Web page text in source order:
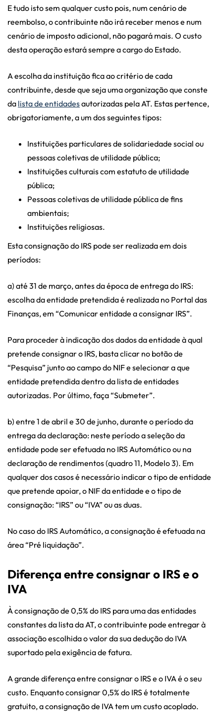
E tudo isto sem qualquer custo pois, num cenário de
reembolso, o contribuinte não irá receber menos e num
cenário de imposto adicional, não pagará mais. O custo
desta operação estará sempre a cargo do Estado.
A escolha da instituição fica ao critério de cada
contribuinte, desde que seja uma organização que conste
da lista de entidadesautorizadas pela AT. Estas pertence,
obrigatoriamente, a um dos seguintes tipos:
Instituições particulares de solidariedade social ou
pessoas coletivas de utilidade pública;
Instituições culturais com estatuto de utilidade
pública;
Pessoas coletivas de utilidade pública de fins
ambientais;
Instituições religiosas.
Esta consignação do IRS pode ser realizada em dois
períodos:
a) até 31 de março, antes da época de entrega do IRS:
escolha da entidade pretendida é realizada no Portal das
Finanças, em “Comunicar entidade a consignar IRS”.
Para proceder à indicação dos dados da entidade à qual
pretende consignar o IRS, basta clicar no botão de
“Pesquisa” junto ao campo do NIF e selecionar a que
entidade pretendida dentro da lista de entidades
autorizadas. Por último, faça “Submeter”.
b) entre 1 de abril e 30 de junho, durante o período da
entrega da declaração: neste período a seleção da
entidade pode ser efetuada no IRS Automático ou na
declaração de rendimentos (quadro 11, Modelo 3). Em
qualquer dos casos é necessário indicar o tipo de entidade
que pretende apoiar, o NIF da entidade e o tipo de
consignação: “IRS” ou “IVA” ou as duas.
No caso do IRS Automático, a consignação é efetuada na
área “Pré liquidação”.
Diferença entre consignar o IRS e o
IVA
À consignação de 0,5% do IRS para uma das entidades
constantes da lista da AT, o contribuinte pode entregar à
associação escolhida o valor da sua dedução do IVA
suportado pela exigência de fatura.
A grande diferença entre consignar o IRS e o IVA é o seu
custo. Enquanto consignar 0,5% do IRS é totalmente
gratuito, a consignação de IVA tem um custo acoplado.